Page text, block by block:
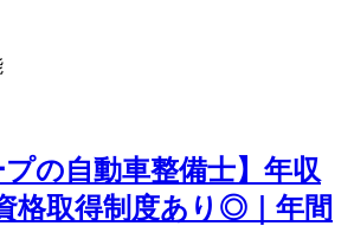
プの自動車整備士】年収
格取得制度あり◎｜年間